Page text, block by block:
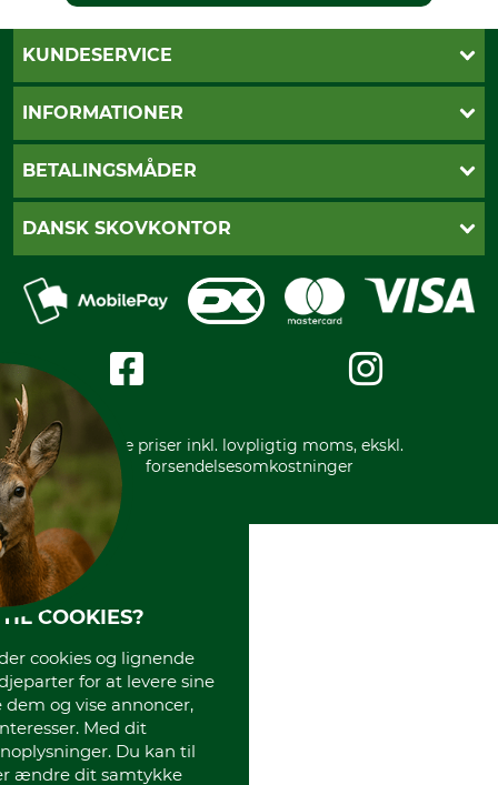
KUNDESERVICE
Kontakt
Cookie-indstillinger
INFORMATIONER
Betalingsmåder
Privatlivspolitik
Handelsbetingelser
Impressum
Gratis returlabel
BETALINGSMÅDER
Dankort
Mobile Pay
Kreditkort
DANSK SKOVKONTOR
Karriere
Messe datoer
Om os
International
* Alle priser inkl. lovpligtig moms, ekskl.
forsendelsesomkostninger
COOKIES?
cookies og lignende
for at levere sine
og vise annoncer,
Med dit
Du kan til
ændre dit samtykke